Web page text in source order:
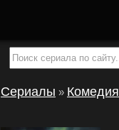
Сериалы » Комедия